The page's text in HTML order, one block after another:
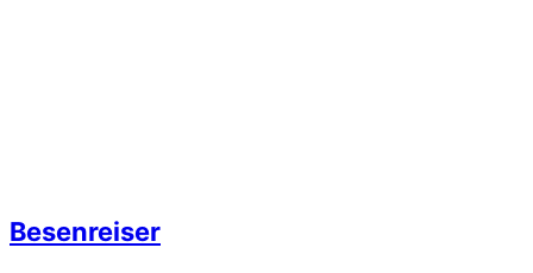
Besenreiser